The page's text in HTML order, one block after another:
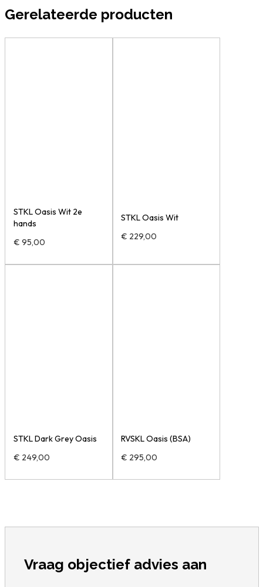
Gerelateerde producten
STKL Oasis Wit 2e
hands
€ 95,00
STKL Oasis Wit
€ 229,00
STKL Dark Grey Oasis
€ 249,00
RVSKL Oasis (BSA)
€ 295,00
Vraag objectief advies aan